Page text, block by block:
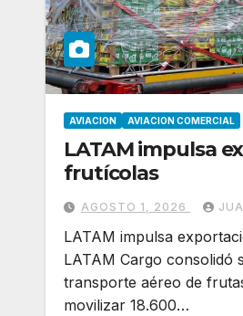
AVIACION AVIACION COMERCIAL
LATAM impulsa
frutícolas
AGOSTO 1, 2026
LATAM impulsa
LATAM Cargo consolidó
transporte aéreo de
movilizar 18.600…